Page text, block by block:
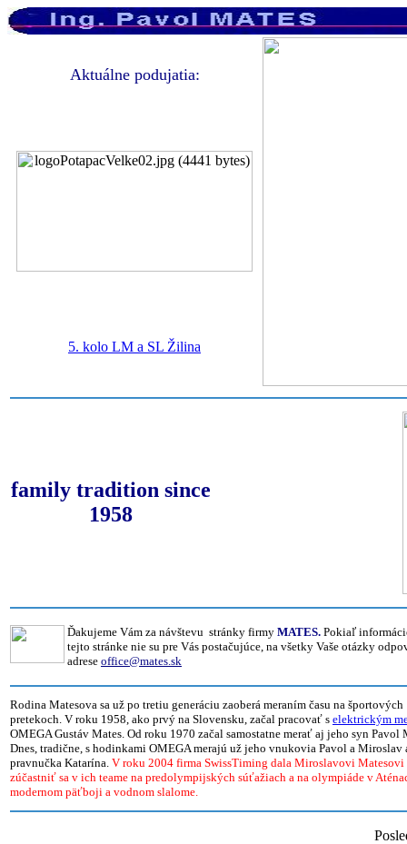
Aktuálne podujatia:
5. kolo LM a SL Žilina
family tradition since
1958
Ďakujeme Vám za návštevu stránky firmy MATES. Pokiaľ
tejto stránke nie su pre Vás postačujúce, na všetky Vaše otázky
adrese office@mates.sk
Rodina Matesova sa už po tretiu generáciu zaoberá meraním času na športových
pretekoch. V roku 1958, ako prvý na Slovensku, začal pracovať s elektrickým
OMEGA Gustáv Mates. Od roku 1970 začal samostatne merať aj jeho syn Pavol
Dnes, tradične, s hodinkami OMEGA merajú už jeho vnukovia Pavol a Miroslav
pravnučka Katarína. V roku 2004 firma SwissTiming dala Miroslavovi
zúčastniť sa v ich teame na predolympijských súťažiach a na olympiáde v
modernom päťboji a vodnom slalome.